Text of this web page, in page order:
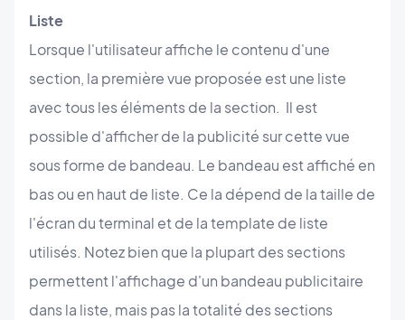
Liste
Lorsque l'utilisateur affiche le contenu d'une
section, la première vue proposée est une liste
avec tous les éléments de la section. Il est
possible d'afficher de la publicité sur cette vue
sous forme de bandeau. Le bandeau est affiché en
bas ou en haut de liste. Ce la dépend de la taille de
l'écran du terminal et de la template de liste
utilisés. Notez bien que la plupart des sections
permettent l'affichage d'un bandeau publicitaire
dans la liste, mais pas la totalité des sections